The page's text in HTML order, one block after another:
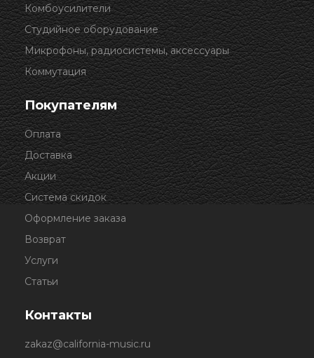
Комбоусилители
Студийное оборудование
Микрофоны, радиосистемы, аксессуары
Коммутация
Покупателям
Оплата
Доставка
Акции
Система скидок
Оформление заказа
Возврат
Услуги
Статьи
Контакты
zakaz@california-music.ru